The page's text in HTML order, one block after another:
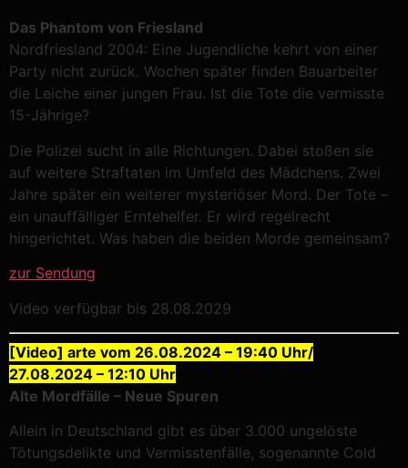
Das Phantom von Friesland
Nordfriesland 2004: Eine Jugendliche kehrt von einer
Party nicht zurück. Wochen später finden Bauarbeiter
die Leiche einer jungen Frau. Ist die Tote die vermisste
15-Jährige?
Die Polizei sucht in alle Richtungen. Dabei stoßen sie
auf weitere Straftaten im Umfeld des Mädchens. Zwei
Jahre später ein weiterer mysteriöser Mord. Der Tote –
ein unauffälliger Erntehelfer. Er wird regelrecht
hingerichtet. Was haben die beiden Morde gemeinsam?
zur Sendung
Video verfügbar bis 28.08.2029
[Video] arte vom 26.08.2024 – 19:40 Uhr/
27.08.2024 – 12:10 Uhr
Alte Mordfälle – Neue Spuren
Allein in Deutschland gibt es über 3.000 ungelöste
Tötungsdelikte und Vermisstenfälle, sogenannte Cold